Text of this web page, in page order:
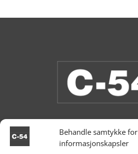
Behandle samtykke for
informasjonskapsler